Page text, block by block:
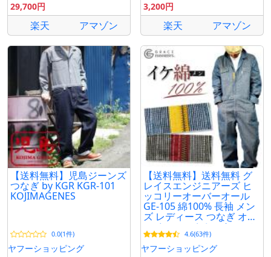
29,700円
楽天 アマゾン
3,200円
楽天 アマゾン
【送料無料】児島ジーンズ
つなぎ by KGR KGR-101
KOJIMAGENES
0.0(1件)
ヤフーショッピング
【送料無料】送料無料 グ
レイスエンジニアーズ ヒ
ッコリーオーバーオール
GE-105 綿100% 長袖 メン
ズ レディース つなぎ オー
ルインワン おしゃれ アメ
カジ バイク 車 DIY
4.6(63件)
ヤフーショッピング